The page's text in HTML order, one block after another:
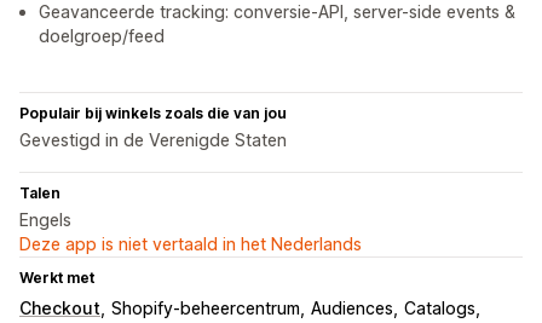
Geavanceerde tracking: conversie-API, server-side events &
doelgroep/feed
Populair bij winkels zoals die van jou
Gevestigd in de Verenigde Staten
Talen
Engels
Deze app is niet vertaald in het Nederlands
Werkt met
Checkout Shopify-beheercentrum Audiences Catalogs